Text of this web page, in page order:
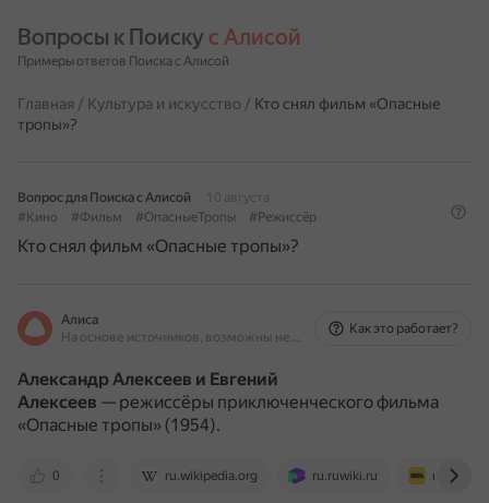
Вопросы к Поиску с Алисой
Примеры ответов Поиска с Алисой
Главная / Культура и искусство / Кто снял фильм «Опасные
тропы»?
Вопрос для Поиска с Алисой
10 августа
#Кино
#Фильм #ОпасныеТропы #Режиссёр
Кто снял фильм «Опасные тропы»?
Алиса
На основе источников, возможны неточности
Как это работает?
Александр Алексеев и Евгений
Алексеев — режиссёры приключенческого фильма
«Опасные тропы» (1954).
0 ru.wikipedia.org ru.ruwiki.ru